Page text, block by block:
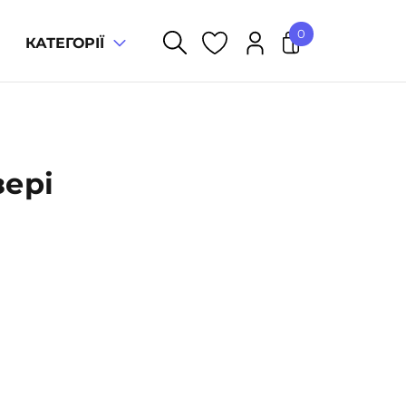
КАТЕГОРІЇ
0
У кошику немає товарів.